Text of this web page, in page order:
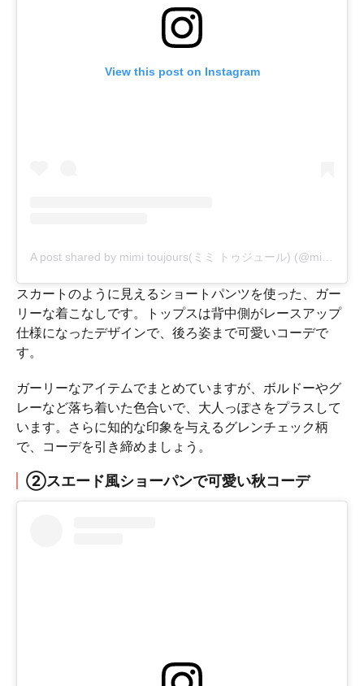
View this post on Instagram
スカートのように見えるショートパンツを使った、ガー
リーな着こなしです。トップスは背中側がレースアップ
仕様になったデザインで、後ろ姿まで可愛いコーデで
す。
ガーリーなアイテムでまとめていますが、ボルドーやグ
レーなど落ち着いた色合いで、大人っぽさをプラスして
います。さらに知的な印象を与えるグレンチェック柄
で、コーデを引き締めましょう。
②スエード風ショーパンで可愛い秋コーデ